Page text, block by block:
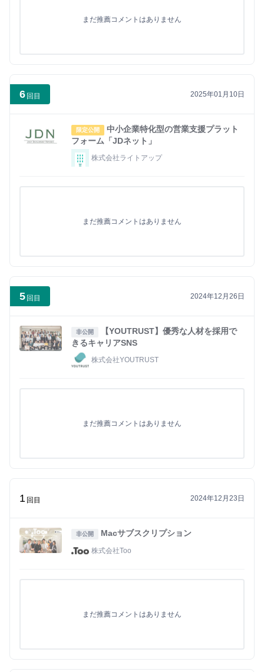
まだ推薦コメントはありません
6 回目 2025年01月10日
限定公開
中小企業特化型の営業支援プラット
フォーム「JDネット」
株式会社ライトアップ
まだ推薦コメントはありません
5 回目 2024年12月26日
非公開
【YOUTRUST】優秀な人材を採用で
きるキャリアSNS
株式会社YOUTRUST
まだ推薦コメントはありません
1 回目 2024年12月23日
非公開 Macサブスクリプション
株式会社Too
まだ推薦コメントはありません